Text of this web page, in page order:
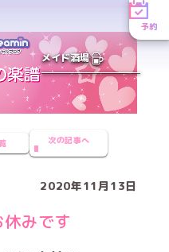
予約
メイド酒場
次の記事へ
2020年11月13日
みです